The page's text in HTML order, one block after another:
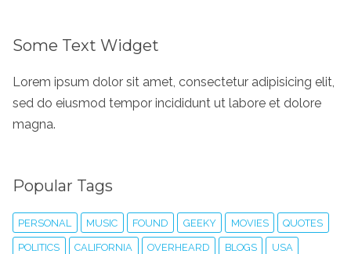
Some Text Widget
Lorem ipsum dolor sit amet, consectetur adipisicing elit,
sed do eiusmod tempor incididunt ut labore et dolore
magna.
Popular Tags
PERSONAL MUSIC FOUND GEEKY MOVIES QUOTES
POLITICS CALIFORNIA OVERHEARD BLOGS USA